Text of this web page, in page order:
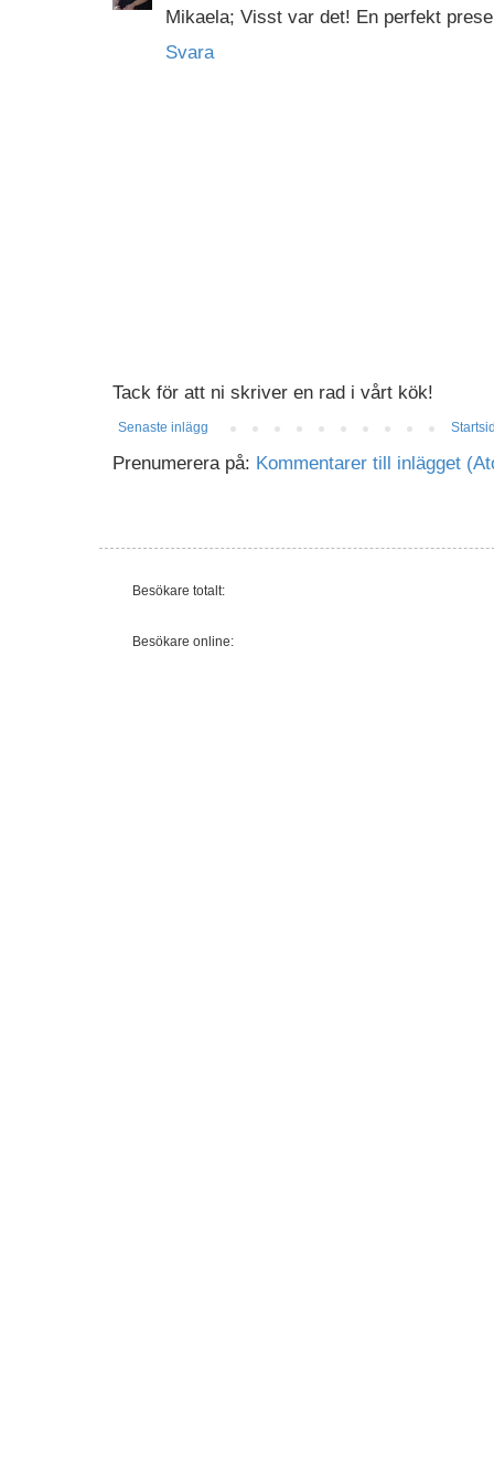
Mikaela; Visst var det! En perfekt
Svara
Tack för att ni skriver en rad i vårt kök!
Senaste inlägg
Prenumerera på: Kommentarer till inlägget
Besökare totalt:
Besökare online: